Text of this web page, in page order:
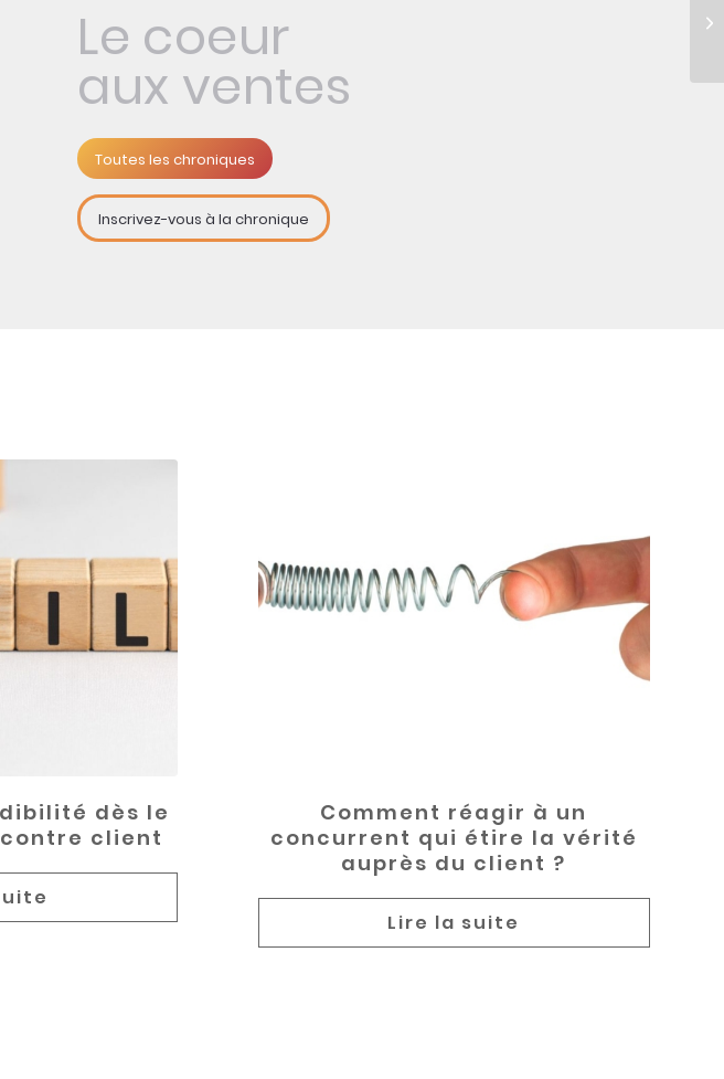
Le coeur
aux ventes
Toutes les chroniques
Inscrivez-vous à la chronique
dès le
client
Comment réagir à un
concurrent qui étire la vérité
auprès du client ?